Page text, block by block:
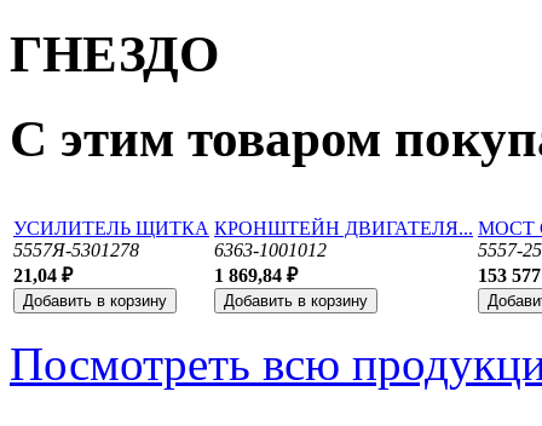
ГНЕЗДО
С этим товаром
УСИЛИТЕЛЬ ЩИТКА
5557Я-5301278
21,04 ₽
КРОНШТЕЙН ДВИГАТЕЛЯ...
6363-1001012
1 869,84 ₽
МОСТ
5557-
153
Посмотреть всю